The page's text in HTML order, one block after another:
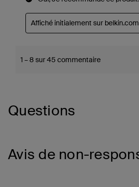
Questions
Avis de non-